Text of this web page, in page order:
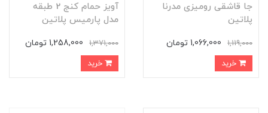
جا قاشقی رومیزی مدرنا
پلاتین
1,119,000 1,066,000 تومان
آویز حمام کنج 2 طبقه
مدل پارمیس پلاتین
1,371,000 1,258,000 تومان